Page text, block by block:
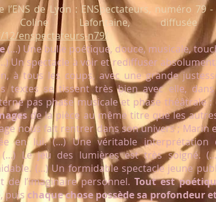
l’ENS de Lyon : ENSpectateurs, numéro 79
Lafontaine, diffusée
enspectateurs-n79/
(...) Une bulle poétique, douce, musicale,
Un spectacle à voir et rediffuser
à tous les coups, avec une grande
textes se tissent très bien avec elle,
pas phase musicale et phase théâtrale
de la pièce au même titre que les
nous fait rentrer dans son univers ; Marin
en lui. (...) Une véritable
Le jeu des lumières est très soigné.
(...) Un formidable spectacle jeune
de l’imaginaire personnel. Tout est
puischaque chose possède sa profondeur